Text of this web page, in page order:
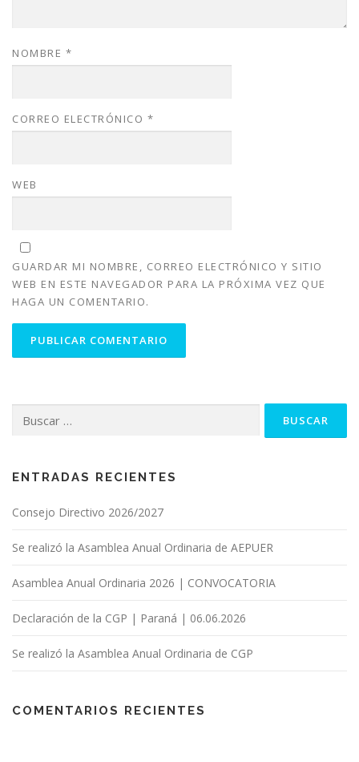
NOMBRE *
CORREO ELECTRÓNICO *
WEB
GUARDAR MI NOMBRE, CORREO ELECTRÓNICO Y SITIO
WEB EN ESTE NAVEGADOR PARA LA PRÓXIMA VEZ QUE
HAGA UN COMENTARIO.
ENTRADAS RECIENTES
Consejo Directivo 2026/2027
Se realizó la Asamblea Anual Ordinaria de AEPUER
Asamblea Anual Ordinaria 2026 | CONVOCATORIA
Declaración de la CGP | Paraná | 06.06.2026
Se realizó la Asamblea Anual Ordinaria de CGP
COMENTARIOS RECIENTES